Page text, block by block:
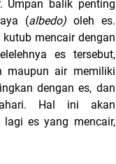
Umpan balik penting
(albedo)oleh es.
mencair dengan
es tersebut,
maupun air memiliki
dengan es, dan
Hal ini akan
es yang mencair,